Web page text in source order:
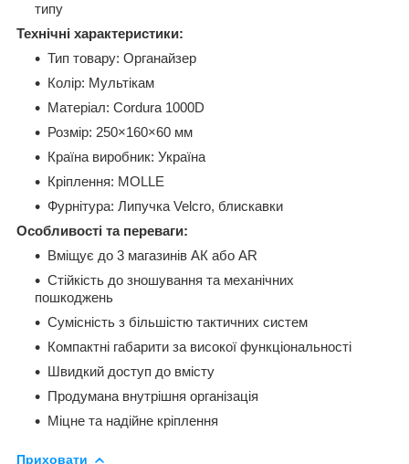
типу
Технічні характеристики:
Тип товару: Органайзер
Колір: Мультікам
Матеріал: Cordura 1000D
Розмір: 250×160×60 мм
Країна виробник: Україна
Кріплення: MOLLE
Фурнітура: Липучка Velcro, блискавки
Особливості та переваги:
Вміщує до 3 магазинів АК або AR
Стійкість до зношування та механічних
пошкоджень
Сумісність з більшістю тактичних систем
Компактні габарити за високої функціональності
Швидкий доступ до вмісту
Продумана внутрішня організація
Міцне та надійне кріплення
Приховати